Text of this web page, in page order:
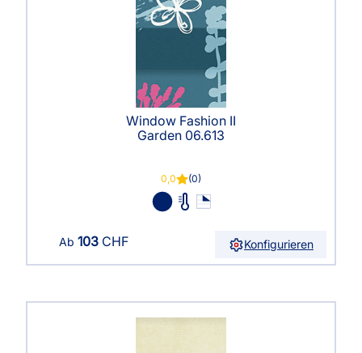
Window Fashion II
Garden 06.613
0,0 (0)
Ab 103 CHF Konfigurieren